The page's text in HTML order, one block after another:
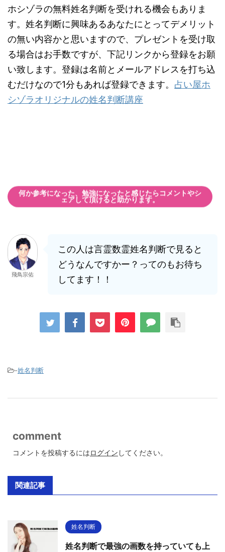
ホシゾラの無料姓名判断を受けれる機会もありま
す。姓名判断に興味あるあなたにとってデメリット
の無い内容かと思いますので、プレゼントを受け取
る場合はお手数ですが、下記リンクから登録をお願
い致します。登録は名前とメールアドレスを打ち込
むだけなので1分もあれば登録できます。 占い屋ホ
シゾラオリジナルの姓名判断講座
何か参考になった、勉強になったと感じたらコメントやシ
ェアして頂けると助かります。
飛鳥宗佑
この人は言霊数霊姓名判断で見ると
どうなんですかー？ってのもお待ち
してます！！
-姓名判断
comment
コメントを投稿するにはログイン してください。
関連記事
姓名判断
姓名判断で最強の画数を持っていても上